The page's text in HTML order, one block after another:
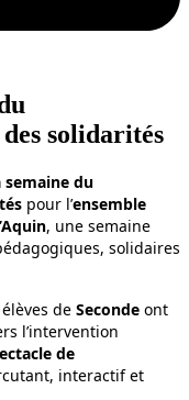
solidarités
semaine du
pour l’ensemble
, une semaine
solidaires
de Seconde ont
l’intervention
de
interactif et